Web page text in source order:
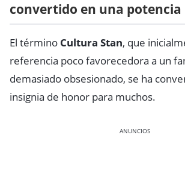
convertido en una
El término Cultura Stan, que
referencia poco favorecedora a un
demasiado obsesionado, se ha
insignia de honor para muchos.
ANUNCIOS